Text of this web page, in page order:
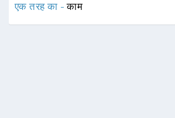
एक तरह का -काम